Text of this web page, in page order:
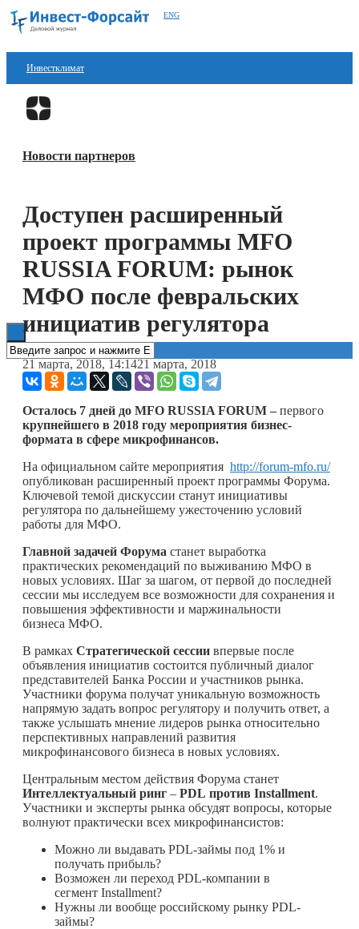
ENG
Инвестклимат
Финансы
Блокчейн
Технологии
ESG
Книги
Новости партнеров
Доступен расширенный
проект программы MFO
RUSSIA FORUM: рынок
МФО после февральских
инициатив регулятора
21 марта, 2018, 14:1421 марта, 2018
Осталось 7 дней до MFO RUSSIA FORUM – первого
крупнейшего в 2018 году мероприятия бизнес-
формата в сфере микрофинансов.
На официальном сайте мероприятия http://forum-mfo.ru/
опубликован расширенный проект программы Форума.
Ключевой темой дискуссии станут инициативы
регулятора по дальнейшему ужесточению условий
работы для МФО.
Главной задачей Форума станет выработка
практических рекомендаций по выживанию МФО в
новых условиях. Шаг за шагом, от первой до последней
сессии мы исследуем все возможности для сохранения и
повышения эффективности и маржинальности
бизнеса МФО.
В рамках Стратегической сессии впервые после
объявления инициатив состоится публичный диалог
представителей Банка России и участников рынка.
Участники форума получат уникальную возможность
напрямую задать вопрос регулятору и получить ответ, а
также услышать мнение лидеров рынка относительно
перспективных направлений развития
микрофинансового бизнеса в новых условиях.
Центральным местом действия Форума станет
Интеллектуальный ринг – PDL против Installment.
Участники и эксперты рынка обсудят вопросы, которые
волнуют практически всех микрофинансистов:
Можно ли выдавать PDL-займы под 1% и
получать прибыль?
Возможен ли переход PDL-компании в
сегмент Installment?
Нужны ли вообще российскому рынку PDL-
займы?